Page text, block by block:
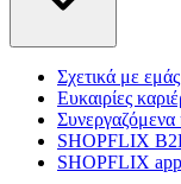
Σχετικά με εμάς
Ευκαιρίες
Συνεργαζόμενα
SHOPFLIX
SHOPFLIX app